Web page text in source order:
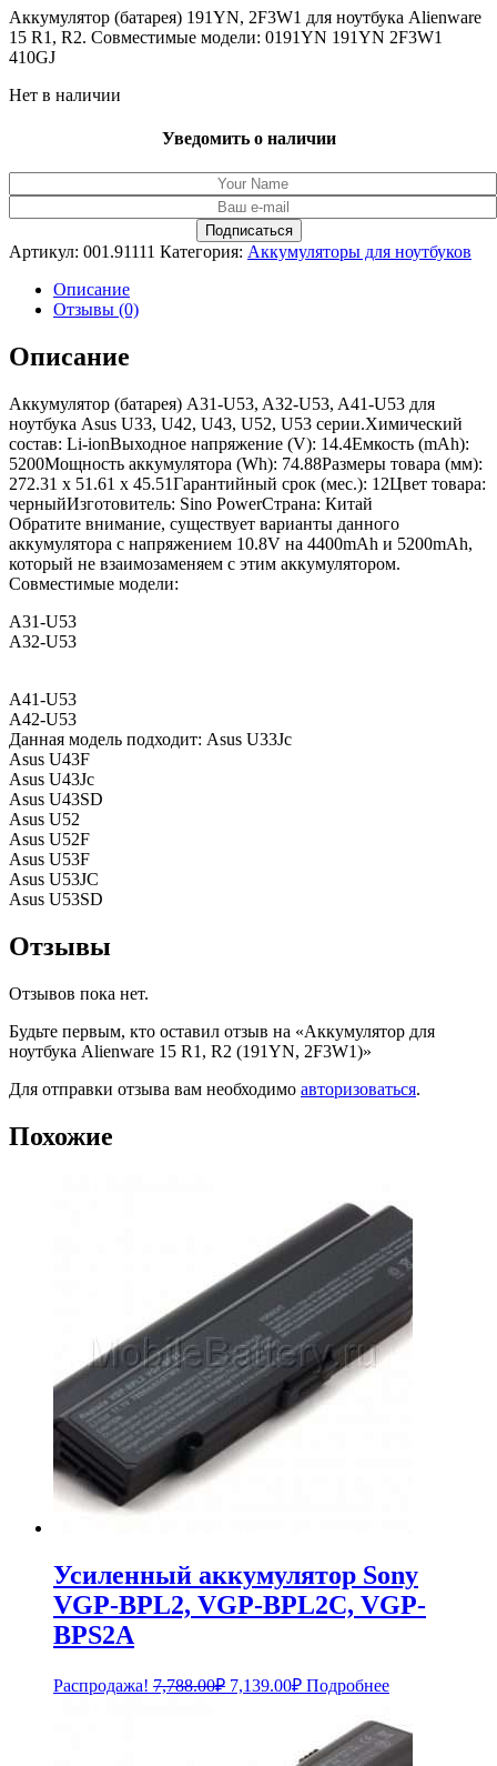
составляла
5,148.00₽.
4,719.00₽.
Аккумулятор (батарея) 191YN, 2F3W1 для ноутбука Alienware
15 R1, R2. Совместимые модели: 0191YN 191YN 2F3W1
410GJ
Нет в наличии
Уведомить о наличии
Артикул: 001.91111 Категория: Аккумуляторы для ноутбуков
Описание
Отзывы (0)
Описание
Аккумулятор (батарея) A31-U53, A32-U53, A41-U53 для
ноутбука Asus U33, U42, U43, U52, U53 серии.Химический
состав: Li-ionВыходное напряжение (V): 14.4Емкость (mAh):
5200Мощность аккумулятора (Wh): 74.88Размеры товара (мм):
272.31 x 51.61 x 45.51Гарантийный срок (мес.): 12Цвет товара:
черныйИзготовитель: Sino PowerСтрана: Китай
Обратите внимание, существует варианты данного
аккумулятора с напряжением 10.8V на 4400mAh и 5200mAh,
который не взаимозаменяем с этим аккумулятором.
Совместимые модели:
A31-U53
A32-U53
A41-U53
A42-U53
Данная модель подходит: Asus U33Jc
Asus U43F
Asus U43Jc
Asus U43SD
Asus U52
Asus U52F
Asus U53F
Asus U53JC
Asus U53SD
Отзывы
Отзывов пока нет.
Будьте первым, кто оставил отзыв на «Аккумулятор для
ноутбука Alienware 15 R1, R2 (191YN, 2F3W1)»
Для отправки отзыва вам необходимо авторизоваться.
Похожие
Усиленный аккумулятор Sony
VGP-BPL2, VGP-BPL2C, VGP-
BPS2A
Распродажа! 7,788.00₽ Первоначальная
7,139.00₽Текущая
цена:
7,139.00₽.
Подробнее